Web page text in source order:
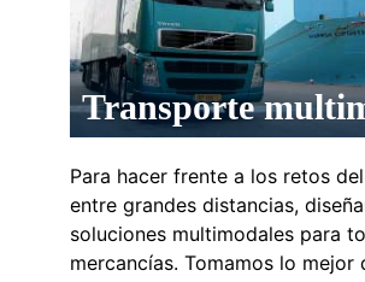
Transporte
Para hacer frente a los retos
entre grandes distancias,
soluciones multimodales para
mercancías. Tomamos lo mejor